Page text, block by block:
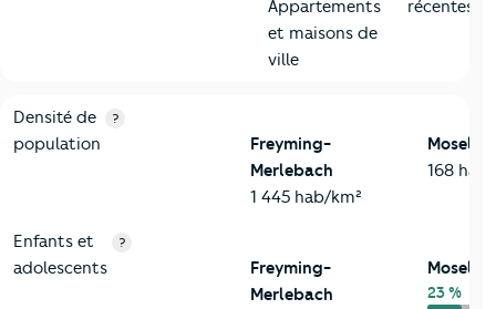
Appartements
et maisons de
ville
récentes
2-Habitants
Critères Freyming-Merlebach
Densité de
population
?
Freyming-
Merlebach
1 445 hab/km²
Moselle
168
Enfants et
adolescents
?
Freyming-
Merlebach
Moselle
23 %